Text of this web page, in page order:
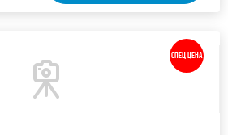
СПЕЦ ЦЕНА